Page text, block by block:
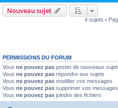
Nouveau sujet
4 sujets •
PERMISSIONS DU FORUM
Vous ne pouvez pas poster de nouveaux
Vous ne pouvez pas répondre aux sujets
Vous ne pouvez pas modifier vos messages
Vous ne pouvez pas supprimer vos messages
Vous ne pouvez pas joindre des fichiers